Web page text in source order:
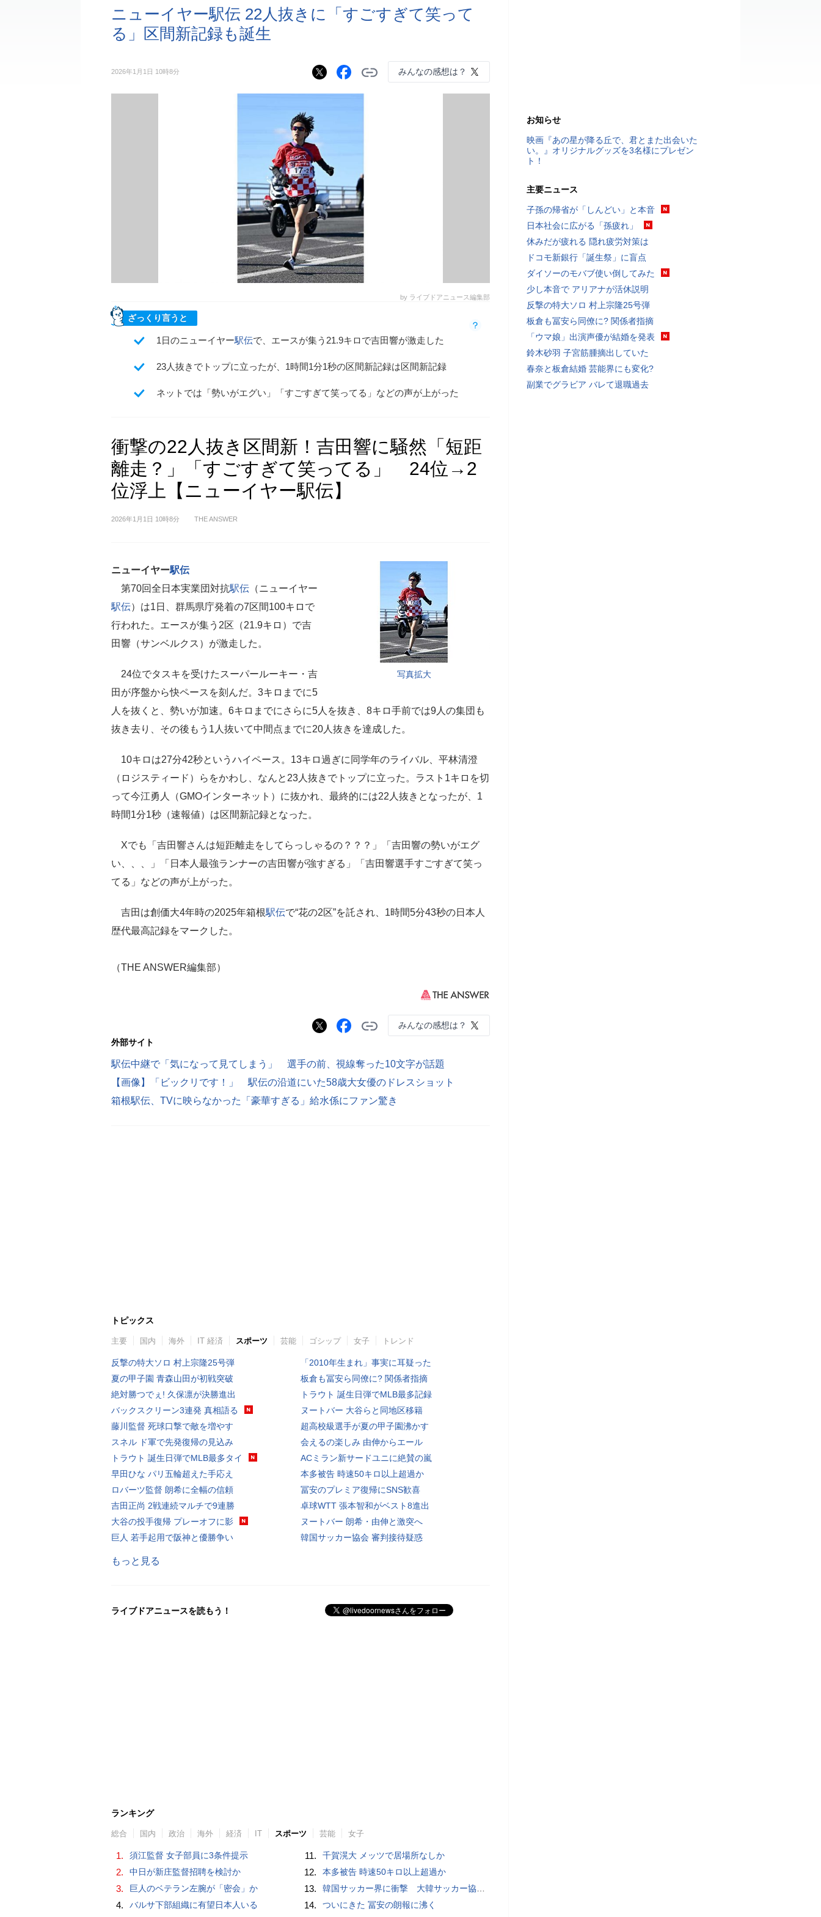
ニューイヤー駅伝 22人抜きに「すごすぎて笑って
る」区間新記録も誕生
2026年1月1日 10時8分 みんなの感想は？
by ライブドアニュース編集部
ざっくり言うと
1日のニューイヤー駅伝で、エースが集う21.9キロで吉田響が激走した
23人抜きでトップに立ったが、1時間1分1秒の区間新記録は区間新記録
ネットでは「勢いがエグい」「すごすぎて笑ってる」などの声が上がった
衝撃の22人抜き区間新！吉田響に騒然「短距
離走？」「すごすぎて笑ってる」 24位→2
位浮上【ニューイヤー駅伝】
2026年1月1日 10時8分 THE ANSWER
写真拡大
ニューイヤー駅伝
第70回全日本実業団対抗駅伝 （ニューイヤー
駅伝）は1日、群馬県庁発着の7区間100キロで
行われた。エースが集う2区（21.9キロ）で吉
田響（サンベルクス）が激走した。
24位でタスキを受けたスーパールーキー・吉
田が序盤から快ペースを刻んだ。3キロまでに5
人を抜くと、勢いが加速。6キロまでにさらに5人を抜き、8キロ手前では9人の集団も
抜き去り、その後もう1人抜いて中間点までに20人抜きを達成した。
10キロは27分42秒というハイペース。13キロ過ぎに同学年のライバル、平林清澄
（ロジスティード）らをかわし、なんと23人抜きでトップに立った。ラスト1キロを切
って今江勇人（GMOインターネット）に抜かれ、最終的には22人抜きとなったが、1
時間1分1秒（速報値）は区間新記録となった。
Xでも「吉田響さんは短距離走をしてらっしゃるの？？？」「吉田響の勢いがエグ
い、、、」「日本人最強ランナーの吉田響が強すぎる」「吉田響選手すごすぎて笑っ
てる」などの声が上がった。
吉田は創価大4年時の2025年箱根駅伝で“花の2区”を託され、1時間5分43秒の日本人
歴代最高記録をマークした。
（THE ANSWER編集部）
みんなの感想は？
外部サイト
駅伝中継で「気になって見てしまう」 選手の前、視線奪った10文字が話題
【画像】「ビックリです！」 駅伝の沿道にいた58歳大女優のドレスショット
箱根駅伝、TVに映らなかった「豪華すぎる」給水係にファン驚き
トピックス
主要 国内 海外 IT 経済 スポーツ 芸能 ゴシップ 女子 トレンド
反撃の特大ソロ 村上宗隆25号弾
夏の甲子園 青森山田が初戦突破
絶対勝つでぇ! 久保凛が決勝進出
バックスクリーン3連発 真相語る
藤川監督 死球口撃で敵を増やす
スネル ド軍で先発復帰の見込み
トラウト 誕生日弾でMLB最多タイ
早田ひな パリ五輪超えた手応え
ロバーツ監督 朗希に全幅の信頼
吉田正尚 2戦連続マルチで9連勝
大谷の投手復帰 プレーオフに影
巨人 若手起用で阪神と優勝争い
「2010年生まれ」事実に耳疑った
板倉も冨安ら同僚に? 関係者指摘
トラウト 誕生日弾でMLB最多記録
ヌートバー 大谷らと同地区移籍
超高校級選手が夏の甲子園沸かす
会えるの楽しみ 由伸からエール
ACミラン新サードユニに絶賛の嵐
本多被告 時速50キロ以上超過か
冨安のプレミア復帰にSNS歓喜
卓球WTT 張本智和がベスト8進出
ヌートバー 朗希・由伸と激突へ
韓国サッカー協会 審判接待疑惑
もっと見る
ライブドアニュースを読もう！
ランキング
総合 国内 政治 海外 経済 IT スポーツ 芸能 女子
1. 須江監督 女子部員に3条件提示
2. 中日が新庄監督招聘を検討か
3. 巨人のベテラン左腕が「密会」か
4. バルサ下部組織に有望日本人いる
11. 千賀滉大 メッツで居場所なしか
12. 本多被告 時速50キロ以上超過か
13. 韓国サッカー界に衝撃 大韓サッカー協会に外国人審判への“性的接待”疑惑 韓国メディアが報道
14. ついにきた 冨安の朗報に沸く
お知らせ
映画『あの星が降る丘で、君とまた出会いた
い。』オリジナルグッズを3名様にプレゼン
ト！
主要ニュース
子孫の帰省が「しんどい」と本音
日本社会に広がる「孫疲れ」
休みだが疲れる 隠れ疲労対策は
ドコモ新銀行「誕生祭」に盲点
ダイソーのモバブ使い倒してみた
少し本音で アリアナが活休説明
反撃の特大ソロ 村上宗隆25号弾
板倉も冨安ら同僚に? 関係者指摘
「ウマ娘」出演声優が結婚を発表
鈴木砂羽 子宮筋腫摘出していた
春奈と板倉結婚 芸能界にも変化?
副業でグラビア バレて退職過去